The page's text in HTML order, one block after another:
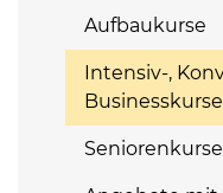
Aufbaukurse
Intensiv-,
Businesskurse
Seniorenkurse